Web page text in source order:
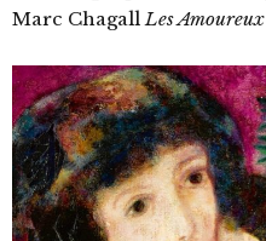
Marc Chagall Les Amoureux